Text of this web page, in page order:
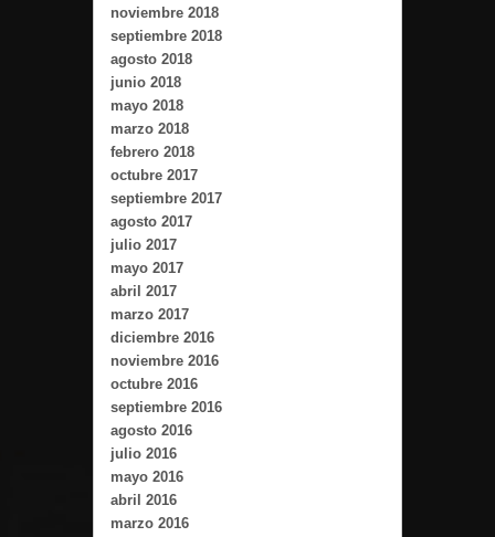
noviembre 2018
septiembre 2018
agosto 2018
junio 2018
mayo 2018
marzo 2018
febrero 2018
octubre 2017
septiembre 2017
agosto 2017
julio 2017
mayo 2017
abril 2017
marzo 2017
diciembre 2016
noviembre 2016
octubre 2016
septiembre 2016
agosto 2016
julio 2016
mayo 2016
abril 2016
marzo 2016